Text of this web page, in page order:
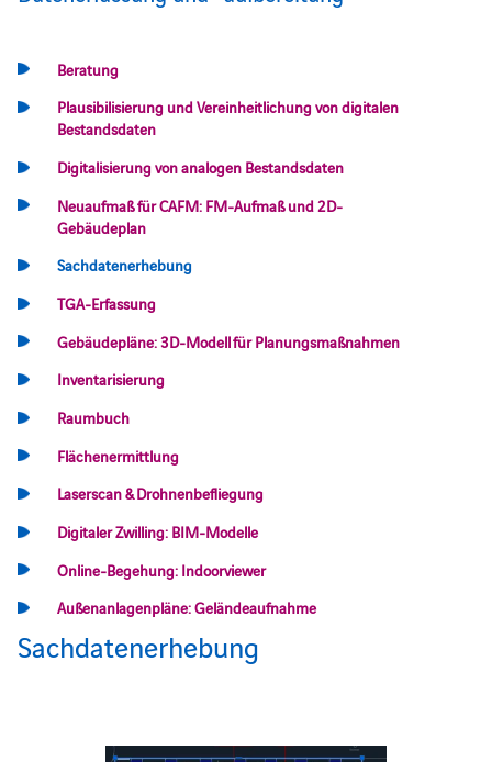
Beratung
Plausibilisierung und Vereinheitlichung von digitalen
Bestandsdaten
Digitalisierung von analogen Bestandsdaten
Neuaufmaß für CAFM: FM-Aufmaß und 2D-
Gebäudeplan
Sachdatenerhebung
TGA-Erfassung
Gebäudepläne: 3D-Modell für Planungsmaßnahmen
Inventarisierung
Raumbuch
Flächenermittlung
Laserscan & Drohnenbefliegung
Digitaler Zwilling: BIM-Modelle
Online-Begehung: Indoorviewer
Außenanlagenpläne: Geländeaufnahme
Sachdatenerhebung